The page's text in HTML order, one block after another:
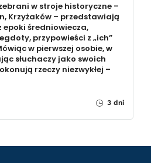
w stroje historyczne –
Krzyżaków – przedstawiają
epoki średniowiecza,
przypowieści z „ich”
w pierwszej osobie, w
słuchaczy jako swoich
rzeczy niezwykłej –
3 dni